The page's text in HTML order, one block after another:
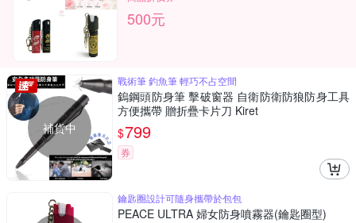
500元
補貨中
戰術筆 釣魚筆 輕巧不占空間
鎢鋼頭防身筆 擊破窗器 自衛防衛防狼防身工具
方便攜帶 贈折疊卡片刀 Kiret
$799
券
鑰匙圈設計可隨身攜帶於包包
PEACE ULTRA 婦女防身噴霧器(鑰匙圈型)